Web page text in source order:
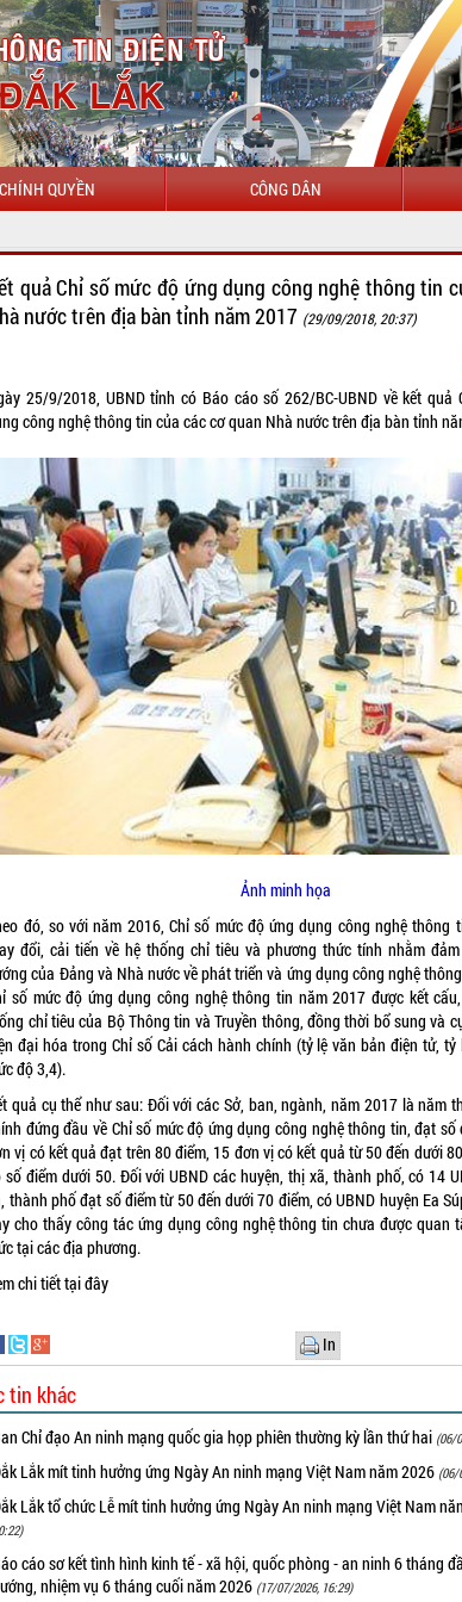
QUYỀN CÔNG DÂN
quả Chỉ số mức độ ứng dụng công nghệ thông tin
nước trên địa bàn tỉnh năm 2017 (29/09/2018, 20:37)
25/9/2018, UBND tỉnh có Báo cáo số 262/BC-UBND về kết quả
công nghệ thông tin của các cơ quan Nhà nước trên địa bàn tỉnh
Ảnh minh họa
đó, so với năm 2016, Chỉ số mức độ ứng dụng công nghệ thông
đổi, cải tiến về hệ thống chỉ tiêu và phương thức tính nhằm
của Đảng và Nhà nước về phát triển và ứng dụng công nghệ
số mức độ ứng dụng công nghệ thông tin năm 2017 được kết
chỉ tiêu của Bộ Thông tin và Truyền thông, đồng thời bổ sung và
đại hóa trong Chỉ số Cải cách hành chính (tỷ lệ văn bản điện tử,
độ 3,4).
quả cụ thể như sau: Đối với các Sở, ban, ngành, năm 2017 là năm
đứng đầu về Chỉ số mức độ ứng dụng công nghệ thông tin, đạt số
vị có kết quả đạt trên 80 điểm, 15 đơn vị có kết quả từ 50 đến dưới
số điểm dưới 50. Đối với UBND các huyện, thị xã, thành phố, có 14
thành phố đạt số điểm từ 50 đến dưới 70 điểm, có UBND huyện Ea
cho thấy công tác ứng dụng công nghệ thông tin chưa được quan
tại các địa phương.
chi tiếttại đây
In
tin khác
Chỉ đạo An ninh mạng quốc gia họp phiên thường kỳ lần thứ hai (06/
Lắk mít tinh hưởng ứng Ngày An ninh mạng Việt Nam năm 2026 (06/
Lắk tổ chức Lễ mít tinh hưởng ứng Ngày An ninh mạng Việt Nam
cáo sơ kết tình hình kinh tế - xã hội, quốc phòng - an ninh 6 tháng
nhiệm vụ 6 tháng cuối năm 2026 (17/07/2026, 16:29)